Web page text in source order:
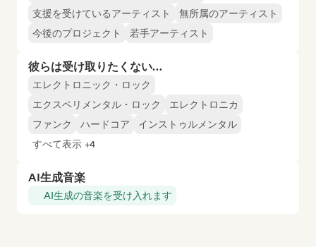
支援を受けているアーティスト
無所属のアーティスト
今後のプロジェクト
若手アーティスト
彼らは受け取りたくない…
エレクトロニック・ロック
エクスペリメンタル・ロック
エレクトロニカ
ファンク
ハードコア
インストゥルメンタル
すべて表示 +4
AI生成音楽
AI生成の音楽を受け入れます